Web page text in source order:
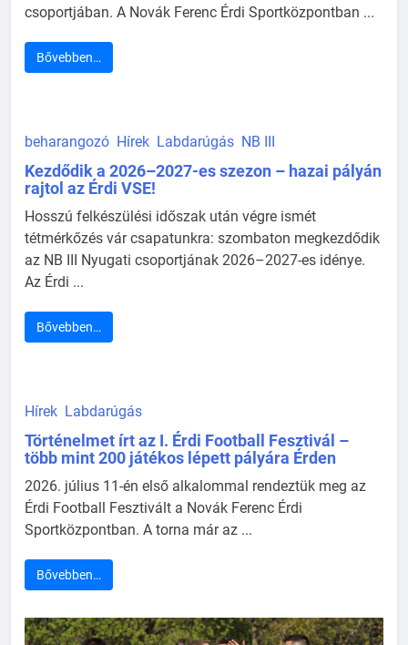
csoportjában. A Novák Ferenc Érdi Sportközpontban ...
Bővebben…
beharangozó Hírek Labdarúgás NB III
Kezdődik a 2026–2027-es szezon – hazai pályán
rajtol az Érdi VSE!
Hosszú felkészülési időszak után végre ismét
tétmérkőzés vár csapatunkra: szombaton megkezdődik
az NB III Nyugati csoportjának 2026–2027-es idénye.
Az Érdi ...
Bővebben…
Hírek Labdarúgás
Történelmet írt az I. Érdi Football Fesztivál –
több mint 200 játékos lépett pályára Érden
2026. július 11-én első alkalommal rendeztük meg az
Érdi Football Fesztivált a Novák Ferenc Érdi
Sportközpontban. A torna már az ...
Bővebben…